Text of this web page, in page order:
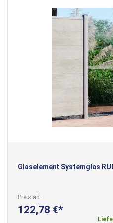
Glaselement Systemglas
Preis ab
122,78 €